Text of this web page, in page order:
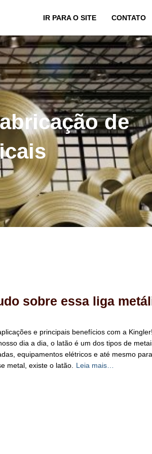
IR PARA O SITE
CONTATO
de
sobre essa liga
e principais benefícios com a Kingler!
dia a dia, o latão é um dos tipos de
equipamentos elétricos e até mesmo para
metal, existe o latão.
Leia mais…